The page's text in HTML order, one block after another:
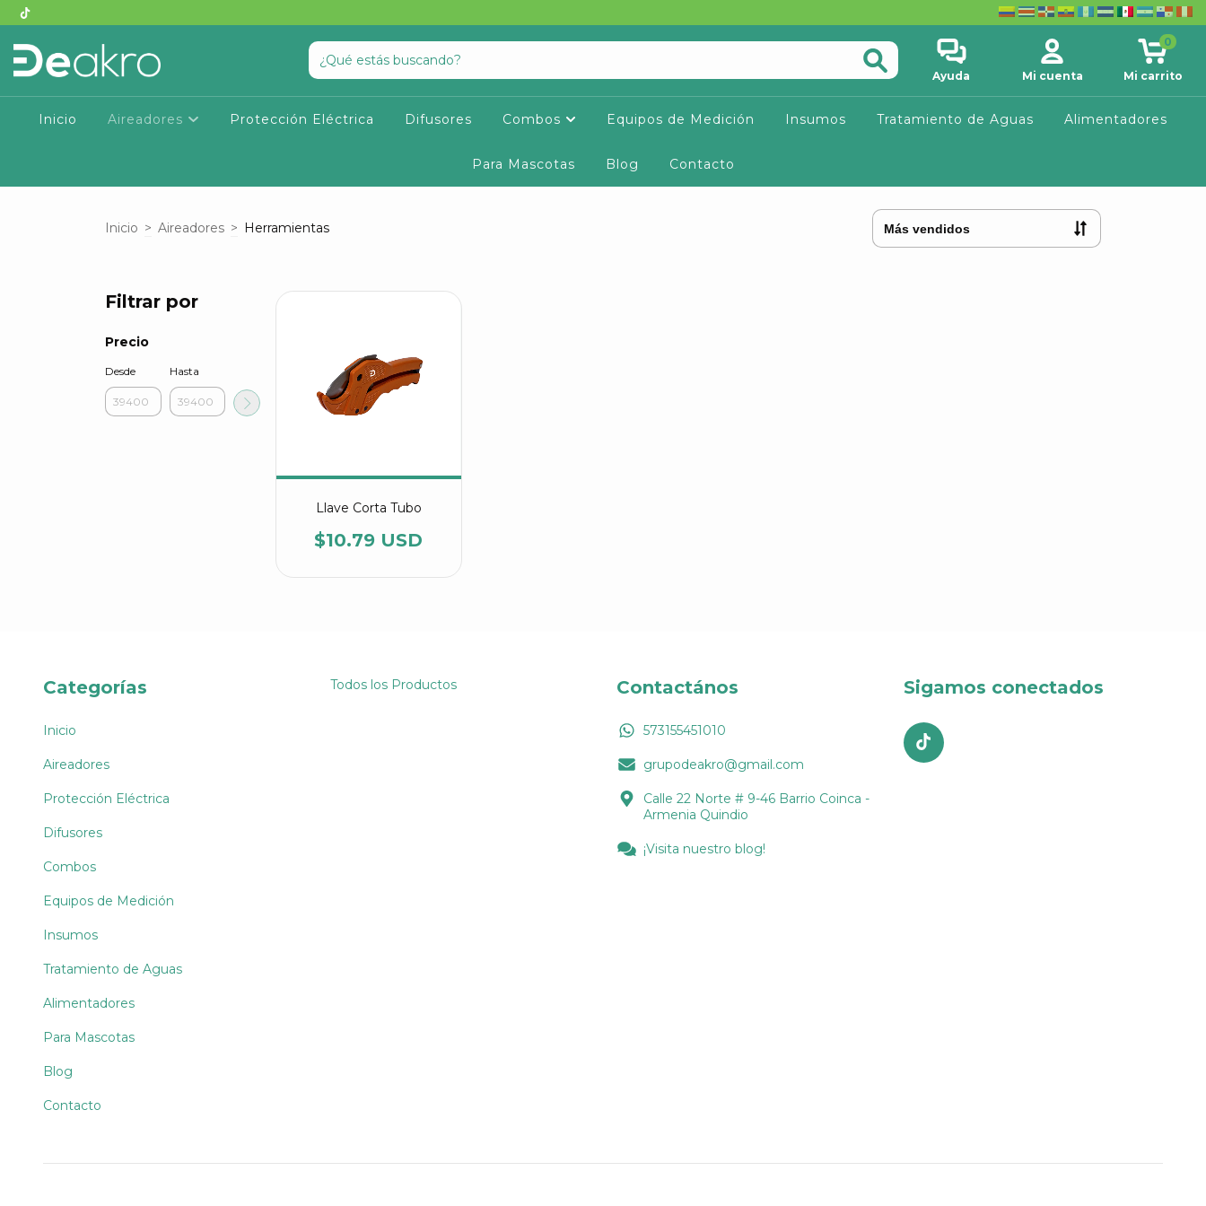
Ayuda Mi cuenta Mi carrito
0
Inicio Aireadores Protección Eléctrica Difusores Combos Equipos de Medición Insumos Tratamiento de Aguas Alimentadores
Para Mascotas Blog Contacto
Inicio > Aireadores > Herramientas
Filtrar por
Precio
Desde Hasta
Llave Corta Tubo
$10.79 USD
Categorías
Inicio
Aireadores
Protección Eléctrica
Difusores
Combos
Equipos de Medición
Insumos
Tratamiento de Aguas
Alimentadores
Para Mascotas
Blog
Contacto
Todos los Productos Contactános
573155451010
grupodeakro@gmail.com
Calle 22 Norte # 9-46 Barrio Coinca -
Armenia Quindio
¡Visita nuestro blog!
Sigamos conectados